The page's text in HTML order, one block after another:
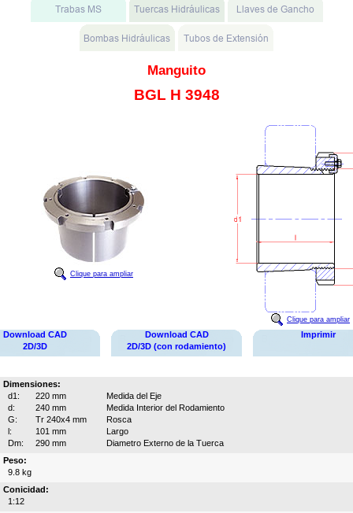
Manguito
BGL H 3948
Clique para ampliar
Clique para ampliar
Download CAD
2D/3D
Download CAD
2D/3D (con rodamiento)
Imprimir
Dimensiones:
d1:
220 mm
Medida del Eje
d:
240 mm
Medida Interior del Rodamiento
G:
Tr 240x4 mm
Rosca
l:
101 mm
Largo
Dm:
290 mm
Diametro Externo de la Tuerca
Peso:
9.8 kg
Conicidad:
1:12